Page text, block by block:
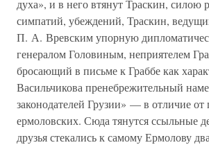
духа», и в него втянут Траскин, силою
симпатий, убеждений, Траскин,
П. А. Вревским упорную
генералом Головиным, неприятелем
бросающий в письме к Граббе как
Васильчикова пренебрежительный
законодателей Грузии» — в отличие
ермоловских. Сюда тянутся ссыльные
друзья стекались к самому Ермолову